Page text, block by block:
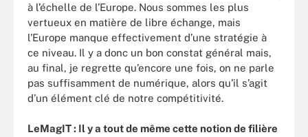
à l’échelle de l’Europe. Nous sommes les plus
vertueux en matière de libre échange, mais
l’Europe manque effectivement d’une stratégie à
ce niveau. Il y a donc un bon constat général mais,
au final, je regrette qu’encore une fois, on ne parle
pas suffisamment de numérique, alors qu’il s’agit
d’un élément clé de notre compétitivité.
LeMagIT : Il y a tout de même cette notion de filière